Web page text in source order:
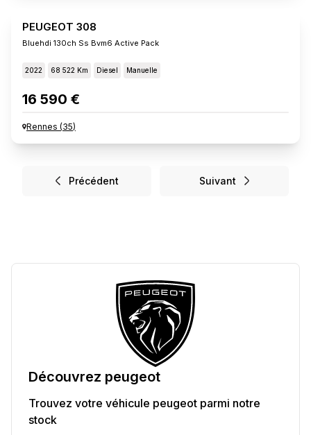
PEUGEOT 308
Bluehdi 130ch Ss Bvm6 Active Pack
2022 68 522 Km Diesel Manuelle
16 590 €
Rennes (35)
Précédent Suivant
Découvrez peugeot
Trouvez votre véhicule peugeot parmi notre
stock